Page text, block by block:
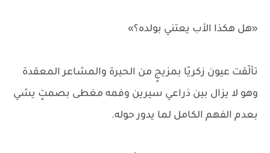
«هل هكذا الأب يعتني بولده؟»
تألّقت عيون زكريّا بمزيجٍ من الحيرة والمشاعر المعقدة
وهو لا يزال بين ذراعي سيرين وفمه مغطى بصمتٍ يشي
بعدم الفهم الكامل لما يدور حوله.